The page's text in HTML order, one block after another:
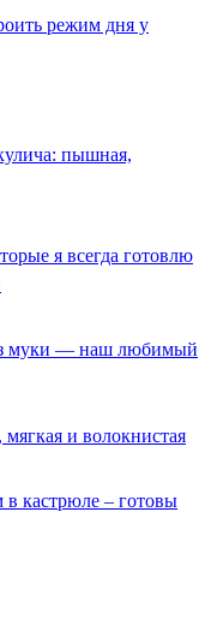
режим дня у
пышная,
я всегда готовлю
муки — наш любимый
и волокнистая
кастрюле – готовы